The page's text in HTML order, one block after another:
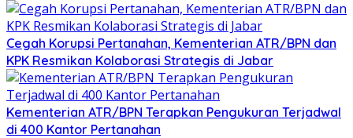
Cegah Korupsi Pertanahan, Kementerian ATR/BPN dan
KPK Resmikan Kolaborasi Strategis di Jabar
Kementerian ATR/BPN Terapkan Pengukuran Terjadwal
di 400 Kantor Pertanahan